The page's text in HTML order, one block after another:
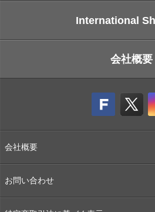
International
会社概要
会社概要
お問い合わせ